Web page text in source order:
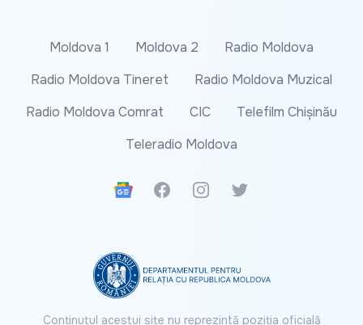
Moldova 1 Moldova 2
Radio Moldova
Radio Moldova Tineret
Radio Moldova Muzical
Radio Moldova Comrat
CIC
Telefilm Chișinău
Teleradio Moldova
Google News
FacebookInstagramTwitter
Conținutul acestui site nu reprezintă poziția oficială